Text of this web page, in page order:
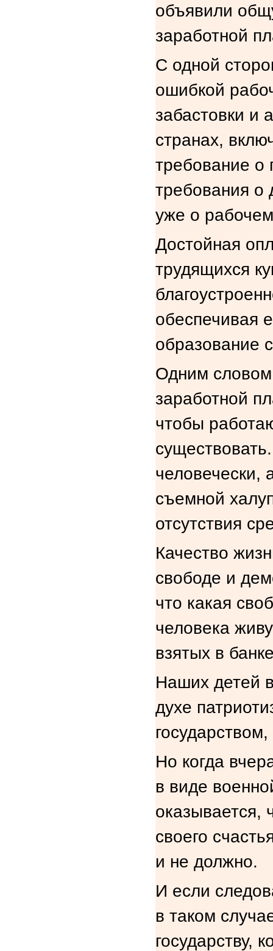
объявили
заработной
С одной
ошибкой
забастовки и
странах,
требование о
требования о
уже о
Достойная
трудящихся
обеспечивая
образование
Одним
заработной
чтобы
человечески,
съемной
отсутствия
Качество
свободе и
что какая
человека
взятых в
Наших детей
духе
Но когда
в виде
оказывается,
своего
и не должно.
И если
в таком
государству,